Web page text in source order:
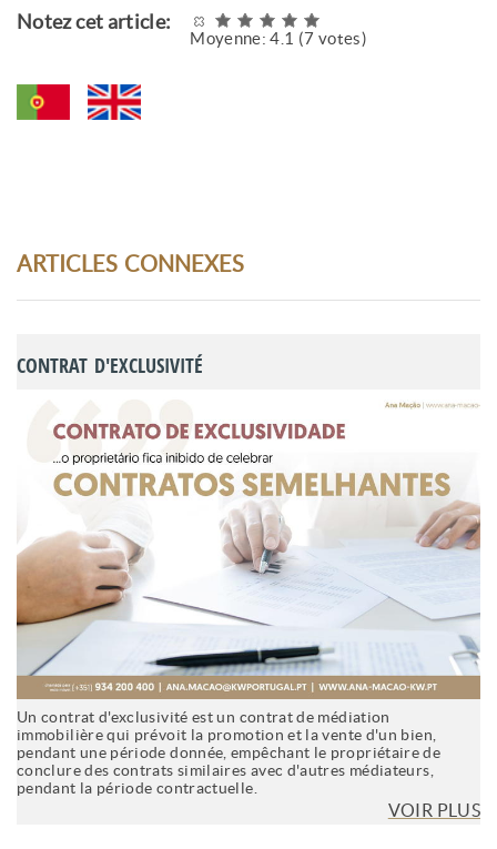
Notez cet article:
Moyenne:4.1 (7 votes)
ARTICLES CONNEXES
CONTRAT D'EXCLUSIVITÉ
Un contrat d'exclusivité est un contrat de médiation
immobilière qui prévoit la promotion et la vente d'un bien,
pendant une période donnée, empêchant le propriétaire de
conclure des contrats similaires avec d'autres médiateurs,
pendant la période contractuelle.
VOIR PLUS